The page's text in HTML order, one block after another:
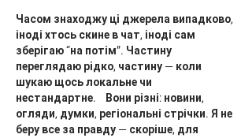
Часом знаходжу ці джерела випадково,
іноді хтось скине в чат, іноді сам
зберігаю “на потім”. Частину
переглядаю рідко, частину — коли
шукаю щось локальне чи
нестандартне.    Вони різні: новини,
огляди, думки, регіональні стрічки. Я не
беру все за правду — скоріше, для